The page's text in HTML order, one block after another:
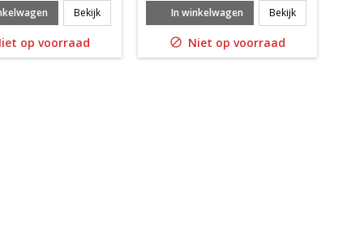
42526EX ZWART
BekijkYonex Pro Racket Bag 92429EX X9 MIDNIGHT NAVY
op voorraad
In winkelwagen BekijkYonex
 Niet op voorraad